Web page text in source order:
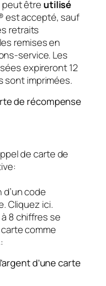
peut être utilisé
est accepté, sauf
retraits
remises en
service. Les
expireront 12
sont imprimées.
de récompense
de carte de
code
Cliquez ici.
8 chiffres se
comme
d’une carte